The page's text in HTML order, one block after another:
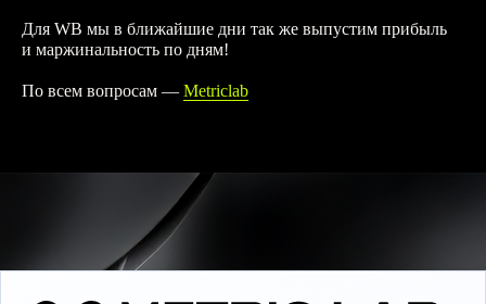
Для WB мы в ближайшие дни так же выпустим прибыль
и маржинальность по дням!
По всем вопросам — Metriclab
Понятная аналитика вашего магазина на OZON,
стратегические решения на основе точных
ОСТАВИТЬ ЗАЯВКУ